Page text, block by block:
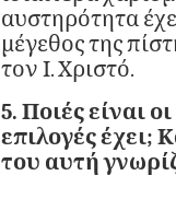
αυστηρότητα
μέγεθος της
τον Ι. Χριστό.
5. Ποιές είναι
επιλογές έχει;
του αυτή